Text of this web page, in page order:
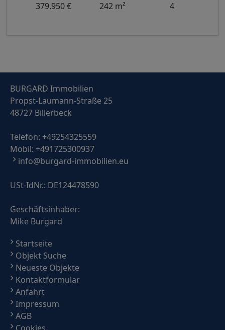
379.950 € 242 m² 4
BURGARD Immobilien
Propst-Laumann-Straße 25
48727 Billerbeck
Telefon: +49254325559
Mobil: +491725300937
info@burgard-immobilien.eu
USt-IdNr.: DE124478590
Geschäftsinhaber:
Mike Burgard
Startseite
Objekt Suche
Neueste Objekte
Kontaktformular
Anfahrt
Impressum
AGB